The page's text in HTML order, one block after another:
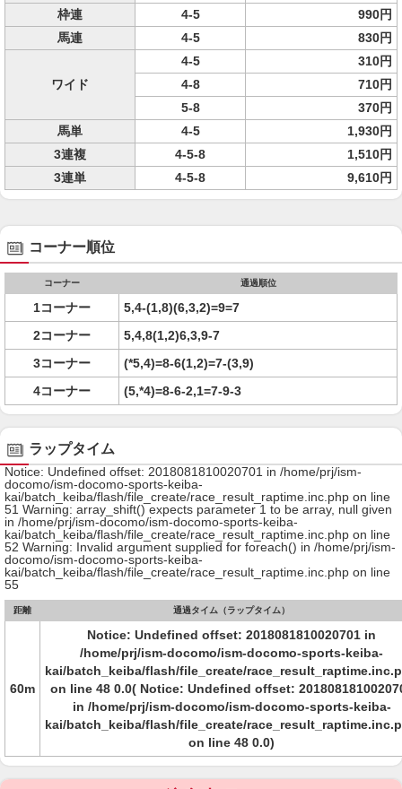
枠連
4-5
990円
馬連
4-5 830円
ワイド
4-5
310円
4-8
710円
5-8
370円
馬単
4-5
1,930円
3連複
4-5-8
1,510円
3連単
4-5-8 9,610円
コーナー順位
コーナー 通過順位
1コーナー
5,4-(1,8)(6,3,2)=9=7
2コーナー
5,4,8(1,2)6,3,9-7
3コーナー
(*5,4)=8-6(1,2)=7-(3,9)
4コーナー
(5,*4)=8-6-2,1=7-9-3
ラップタイム
Notice: Undefined offset: 2018081810020701 in /home/prj/ism-
docomo/ism-docomo-sports-keiba-
kai/batch_keiba/flash/file_create/race_result_raptime.inc.php on line
51 Warning: array_shift() expects parameter 1 to be array, null given
in /home/prj/ism-docomo/ism-docomo-sports-keiba-
kai/batch_keiba/flash/file_create/race_result_raptime.inc.php on line
52 Warning: Invalid argument supplied for foreach() in /home/prj/ism-
docomo/ism-docomo-sports-keiba-
kai/batch_keiba/flash/file_create/race_result_raptime.inc.php on line
55
距離 通過タイム（ラップタイム）
60m
Notice: Undefined offset: 2018081810020701 in
/home/prj/ism-docomo/ism-docomo-sports-keiba-
kai/batch_keiba/flash/file_create/
on line 48 0.0( Notice: Undefined offset:
in /home/prj/ism-docomo/ism-docomo-sports-keiba-
kai/batch_keiba/flash/file_create/
on line 48 0.0)